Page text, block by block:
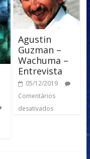
Agustin
Guzman –
Wachuma –
Entrevista
05/12/2019
Comentários
desativados